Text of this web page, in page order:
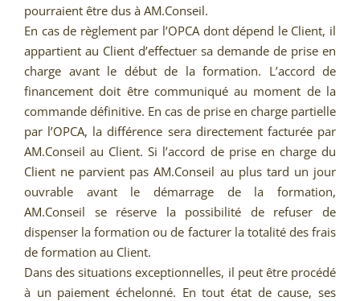
pourraient être dus à AM.Conseil.
En cas de règlement par l’OPCA dont dépend le Client, il
appartient au Client d’effectuer sa demande de prise en
charge avant le début de la formation. L’accord de
financement doit être communiqué au moment de la
commande définitive. En cas de prise en charge partielle
par l’OPCA, la différence sera directement facturée par
AM.Conseil au Client. Si l’accord de prise en charge du
Client ne parvient pas AM.Conseil au plus tard un jour
ouvrable avant le démarrage de la formation,
AM.Conseil se réserve la possibilité de refuser de
dispenser la formation ou de facturer la totalité des frais
de formation au Client.
Dans des situations exceptionnelles, il peut être procédé
à un paiement échelonné. En tout état de cause, ses